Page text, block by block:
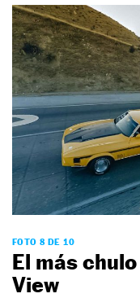
FOTO 8 DE 10
El más
View